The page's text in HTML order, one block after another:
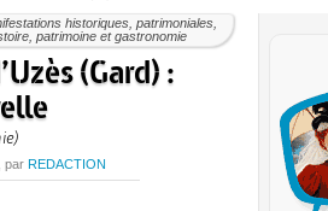
historiques, patrimoniales,
patrimoine et gastronomie
(Gard) :
, par REDACTION